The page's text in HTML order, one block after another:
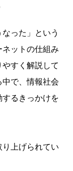
った」という
ットの仕組み
すく解説して
で、情報社会
るきっかけを
上げられてい